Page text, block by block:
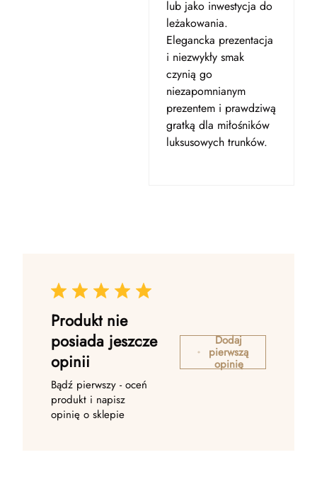
lub jako inwestycja do
leżakowania.
Elegancka prezentacja
i niezwykły smak
czynią go
niezapomnianym
prezentem i prawdziwą
gratką dla miłośników
luksusowych trunków.
Produkt nie
posiada jeszcze
opinii
Bądź pierwszy - oceń
produkt i napisz
opinię o sklepie
Dodaj
pierwszą
opinię